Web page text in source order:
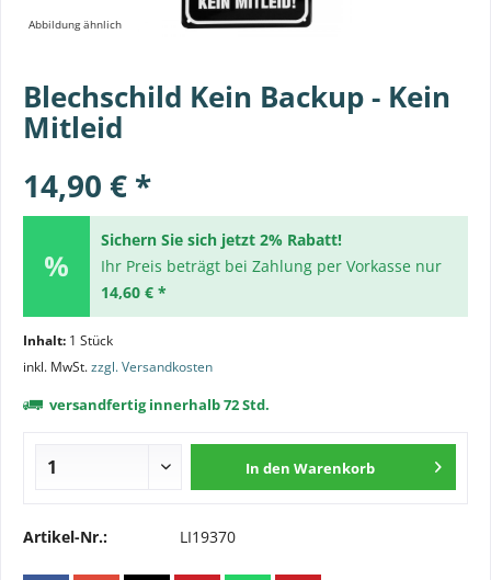
Abbildung ähnlich
Blechschild Kein Backup - Kein
Mitleid
14,90 € *
Sichern Sie sich jetzt 2% Rabatt!
Ihr Preis beträgt bei Zahlung per Vorkasse nur
14,60 € *
Inhalt: 1 Stück
inkl. MwSt.zzgl. Versandkosten
versandfertig innerhalb 72 Std.
In den Warenkorb
Artikel-Nr.: LI19370